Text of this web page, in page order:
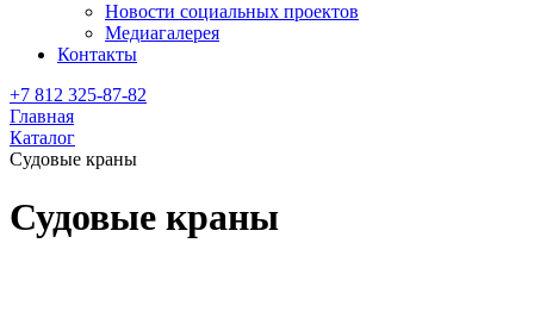
Новости социальных проектов
Медиагалерея
Контакты
+7 812 325-87-82
Главная
Каталог
Судовые краны
Судовые краны